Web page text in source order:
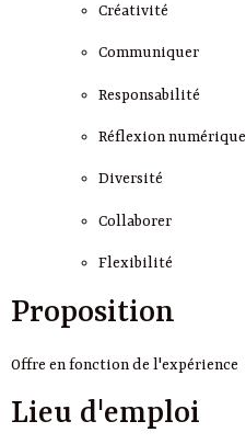
Créativité
Communiquer
Responsabilité
Réflexion numérique
Diversité
Collaborer
Flexibilité
Proposition
Offre en fonction de l'expérience
Lieu d'emploi